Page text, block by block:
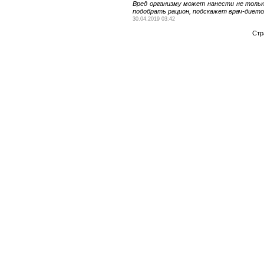
Вред организму может нанести не
подобрать рацион, подскажет врач-
30.04.2019 03:42